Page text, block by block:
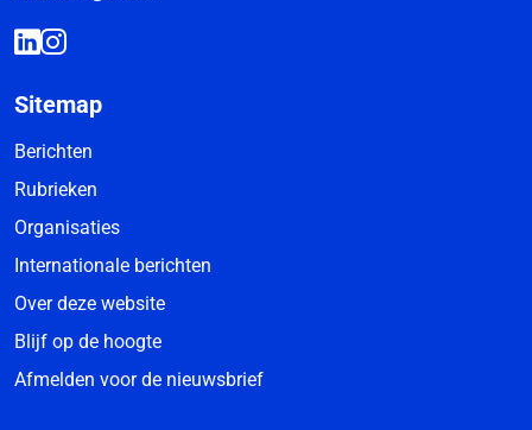
Sitemap
Berichten
Rubrieken
Organisaties
Internationale berichten
Over deze website
Blijf op de hoogte
Afmelden voor de nieuwsbrief